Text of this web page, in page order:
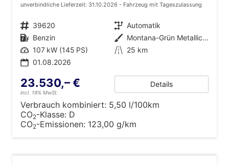
unverbindliche Lieferzeit: 31.10.2026 Fahrzeug mit Tageszulassung
Fahrzeugnr. 39620 Getriebe Automatik
Kraftstoff Benzin Außenfarbe
Montana-Grün Metallic mit weißem Dach
Leistung 107 kW (145 PS) Kilometerstand 25 km
01.08.2026
23.530,– €
incl. 19% MwSt.
Details
Verbrauch kombiniert: 5,50 l/100km
CO2-Klasse: D
CO2-Emissionen: 123,00 g/km